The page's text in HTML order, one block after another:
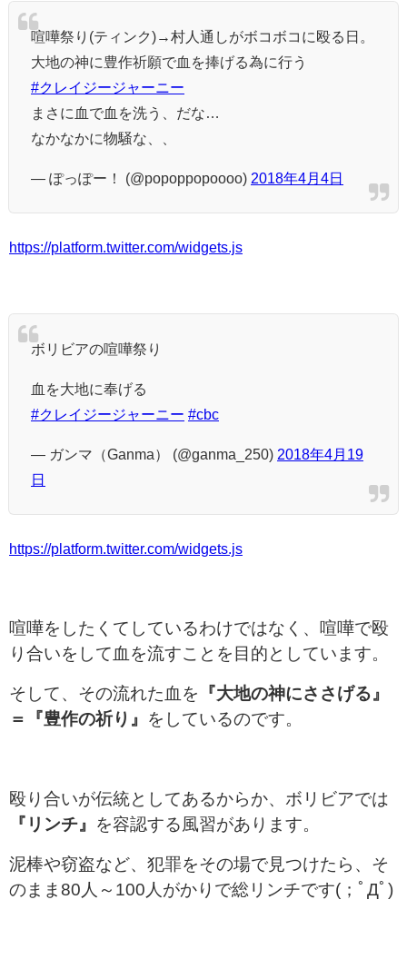
喧嘩祭り(ティンク)→村人通しがボコボコに殴る日。
大地の神に豊作祈願で血を捧げる為に行う
#クレイジージャーニー
まさに血で血を洗う、だな…
なかなかに物騒な、、
— ぽっぽー！ (@popoppopoooo) 2018年4月4日
https://platform.twitter.com/widgets.js
ボリビアの喧嘩祭り
血を大地に奉げる
#クレイジージャーニー #cbc
— ガンマ（Ganma） (@ganma_250) 2018年4月19
日
https://platform.twitter.com/widgets.js
喧嘩をしたくてしているわけではなく、喧嘩で殴
り合いをして血を流すことを目的としています。
そして、その流れた血を 『大地の神にささげる』
＝『豊作の祈り』 をしているのです。
殴り合いが伝統としてあるからか、ボリビアでは
『リンチ』 を容認する風習があります。
泥棒や窃盗など、犯罪をその場で見つけたら、そ
のまま80人～100人がかりで総リンチです(；ﾟДﾟ)